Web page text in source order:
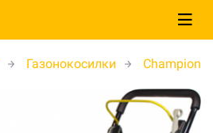
Газонокосилки Champion